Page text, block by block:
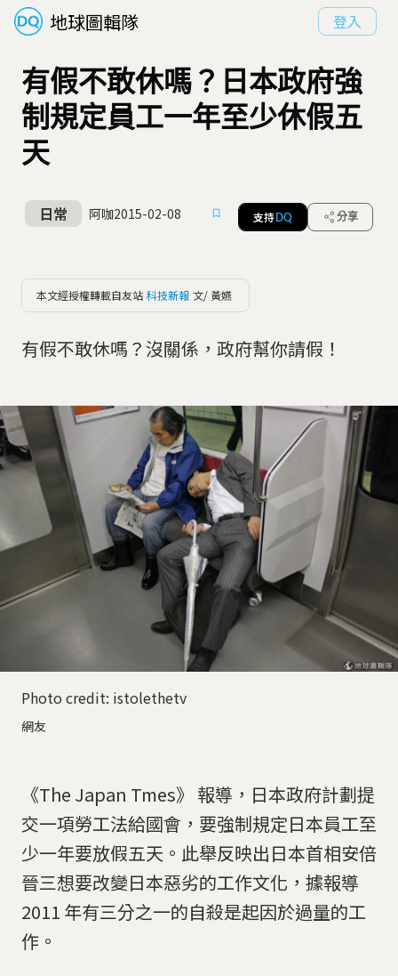
地球圖輯隊 登入
有假不敢休嗎？日本政府強
制規定員工一年至少休假五
天
日常 阿咖2015-02-08 支持 DQ 分享
本文經授權轉載自友站 科技新報 文/ 黃嬿
有假不敢休嗎？沒關係，政府幫你請假！
Photo credit: istolethetv
網友
《The Japan Tmes》 報導，日本政府計劃提
交一項勞工法給國會，要強制規定日本員工至
少一年要放假五天。此舉反映出日本首相安倍
晉三想要改變日本惡劣的工作文化，據報導
2011 年有三分之一的自殺是起因於過量的工
作。